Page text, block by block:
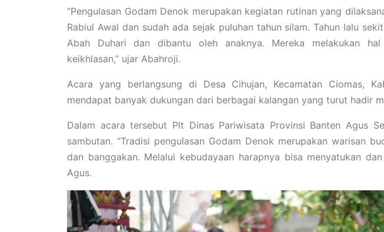
“Pengulasan Godam Denok merupakan kegiatan rutinan yang
Rabiul Awal dan sudah ada sejak puluhan tahun silam. Tahun lalu
Abah Duhari dan dibantu oleh anaknya. Mereka melakukan
keikhlasan,” ujar Abahroji.
Acara yang berlangsung di Desa Cihujan, Kecamatan Ciomas,
mendapat banyak dukungan dari berbagai kalangan yang turut hadir
Dalam acara tersebut Plt Dinas Pariwisata Provinsi Banten Agus
sambutan. “Tradisi pengulasan Godam Denok merupakan warisan
dan banggakan. Melalui kebudayaan harapnya bisa menyatukan
Agus.